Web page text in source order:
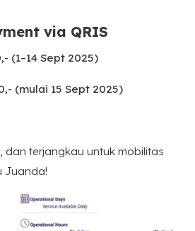
via QRIS
(1–14 Sept 2025)
(mulai 15 Sept 2025)
dan terjangkau untuk mobilitas
Juanda!